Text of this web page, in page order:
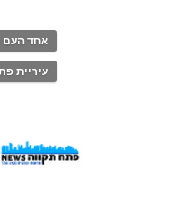
אחד העם
עיריית